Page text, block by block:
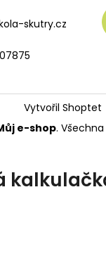
skutry.cz
Vytvořil Shoptet
e-shop.